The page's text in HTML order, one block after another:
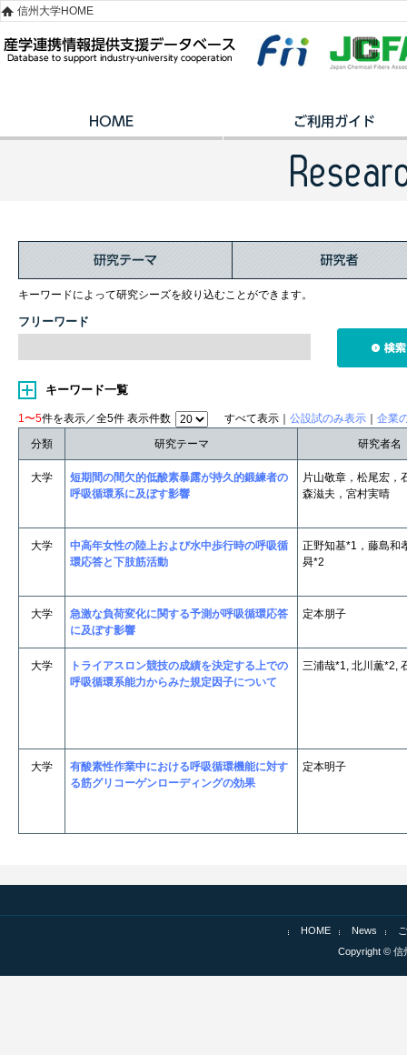
信州大学HOME
キーワードによって研究シーズを絞り込むことができます。
フリーワード
キーワード一覧
1〜5件を表示／全5件 表示件数 すべて表示｜ 公設試のみ表示
企業
分類
研究テーマ 研究者名
大学
短期間の間欠的低酸素暴露が持久的鍛練者の
呼吸循環系に及ぼす影響
片山敬章，松尾宏，
森滋夫，宮村実晴
大学
中高年女性の陸上および水中歩行時の呼吸循
環応答と下肢筋活動
正野知基*1，藤島和
曻*2
大学
急激な負荷変化に関する予測が呼吸循環応答
に及ぼす影響
定本朋子
大学
トライアスロン競技の成績を決定する上での
呼吸循環系能力からみた規定因子について
三浦哉*1, 北川薫*2,
大学
有酸素性作業中における呼吸循環機能に対す
る筋グリコーゲンローディングの効果
定本明子
HOME News
Copyright © 信